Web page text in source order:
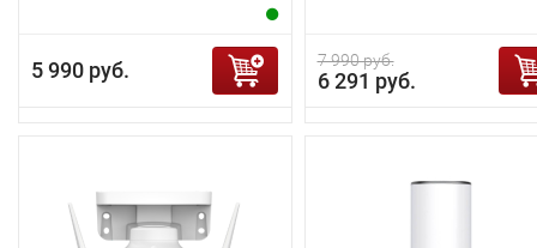
5 990 руб. 7 990 руб.
6 291 руб.